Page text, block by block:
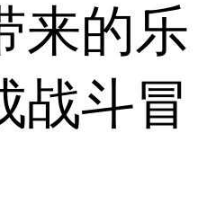
来的乐
战斗冒